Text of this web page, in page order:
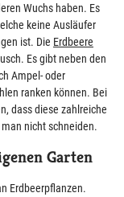
Wuchs haben. Es
keine Ausläufer
ist. Die Erdbeere
Es gibt neben den
Ampel- oder
ranken können. Bei
dass diese zahlreiche
nicht schneiden.
Garten
Erdbeerpflanzen.